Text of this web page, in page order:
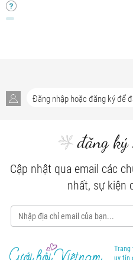
đăng
Cập nhật qua email các
nhất, sự kiện
Trang